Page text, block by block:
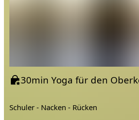
Schuler - Nacken - Rücken